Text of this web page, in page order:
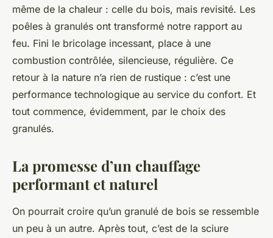
Aubine •12/03/2026 14:33•11 min de lecture
même de la chaleur : celle du bois, mais revisité. Les
poêles à granulés ont transformé notre rapport au
feu. Fini le bricolage incessant, place à une
combustion contrôlée, silencieuse, régulière. Ce
retour à la nature n’a rien de rustique : c’est une
performance technologique au service du confort. Et
tout commence, évidemment, par le choix des
granulés.
La promesse d’un chauffage
performant et naturel
On pourrait croire qu’un granulé de bois se ressemble
un peu à un autre. Après tout, c’est de la sciure